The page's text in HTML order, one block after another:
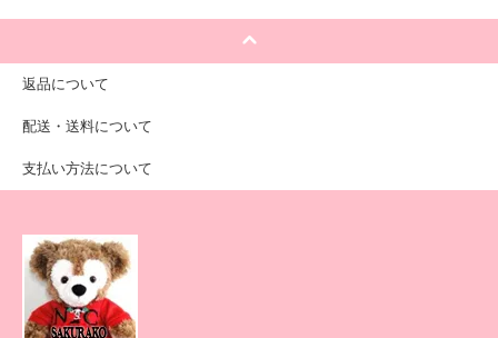
返品について
配送・送料について
支払い方法について